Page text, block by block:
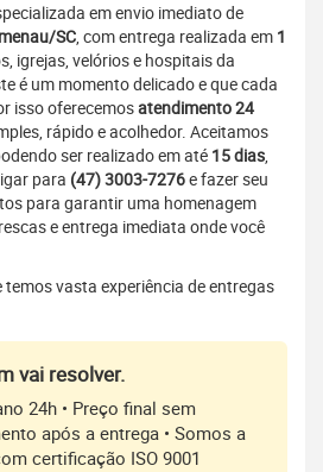
em envio imediato de
SC, com entrega realizada em 1
igrejas, velórios e hospitais da
é um momento delicado e que cada
isso oferecemosatendimento 24
rápido e acolhedor. Aceitamos
ser realizado em até 15 dias,
para (47) 3003-7276e fazer seu
para garantir uma homenagem
e entrega imediata onde você
vasta experiência de entregas
vai resolver.
24h • Preço final sem
após a entrega • Somos a
certificação ISO 9001